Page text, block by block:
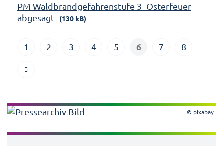
PM Waldbrandgefahrenstufe 3_Osterfeuer
abgesagt
(130 kB)
1 2 3 4 5 6 7 8
© pixabay